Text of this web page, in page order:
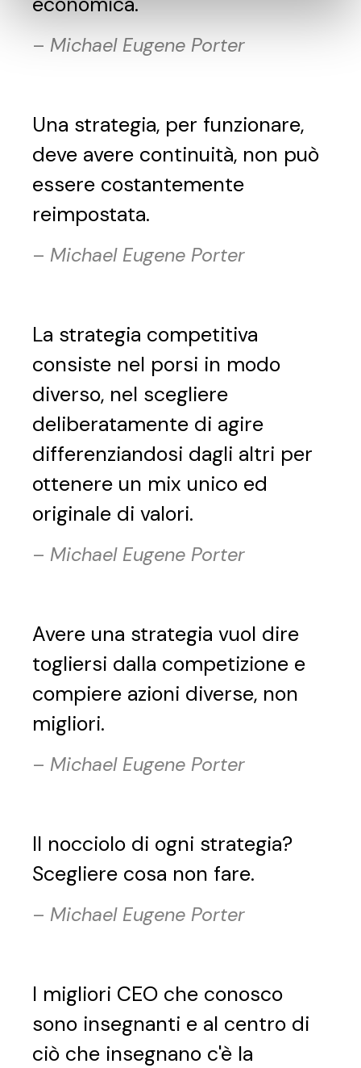
– Michael Eugene Porter
Una strategia, per funzionare,
deve avere continuità, non può
essere costantemente
reimpostata.
– Michael Eugene Porter
La strategia competitiva
consiste nel porsi in modo
diverso, nel scegliere
deliberatamente di agire
differenziandosi dagli altri per
ottenere un mix unico ed
originale di valori.
– Michael Eugene Porter
Avere una strategia vuol dire
togliersi dalla competizione e
compiere azioni diverse, non
migliori.
– Michael Eugene Porter
Il nocciolo di ogni strategia?
Scegliere cosa non fare.
– Michael Eugene Porter
I migliori CEO che conosco
sono insegnanti e al centro di
ciò che insegnano c'è la